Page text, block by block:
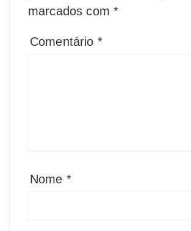
marcados com *
Comentário *
Nome *